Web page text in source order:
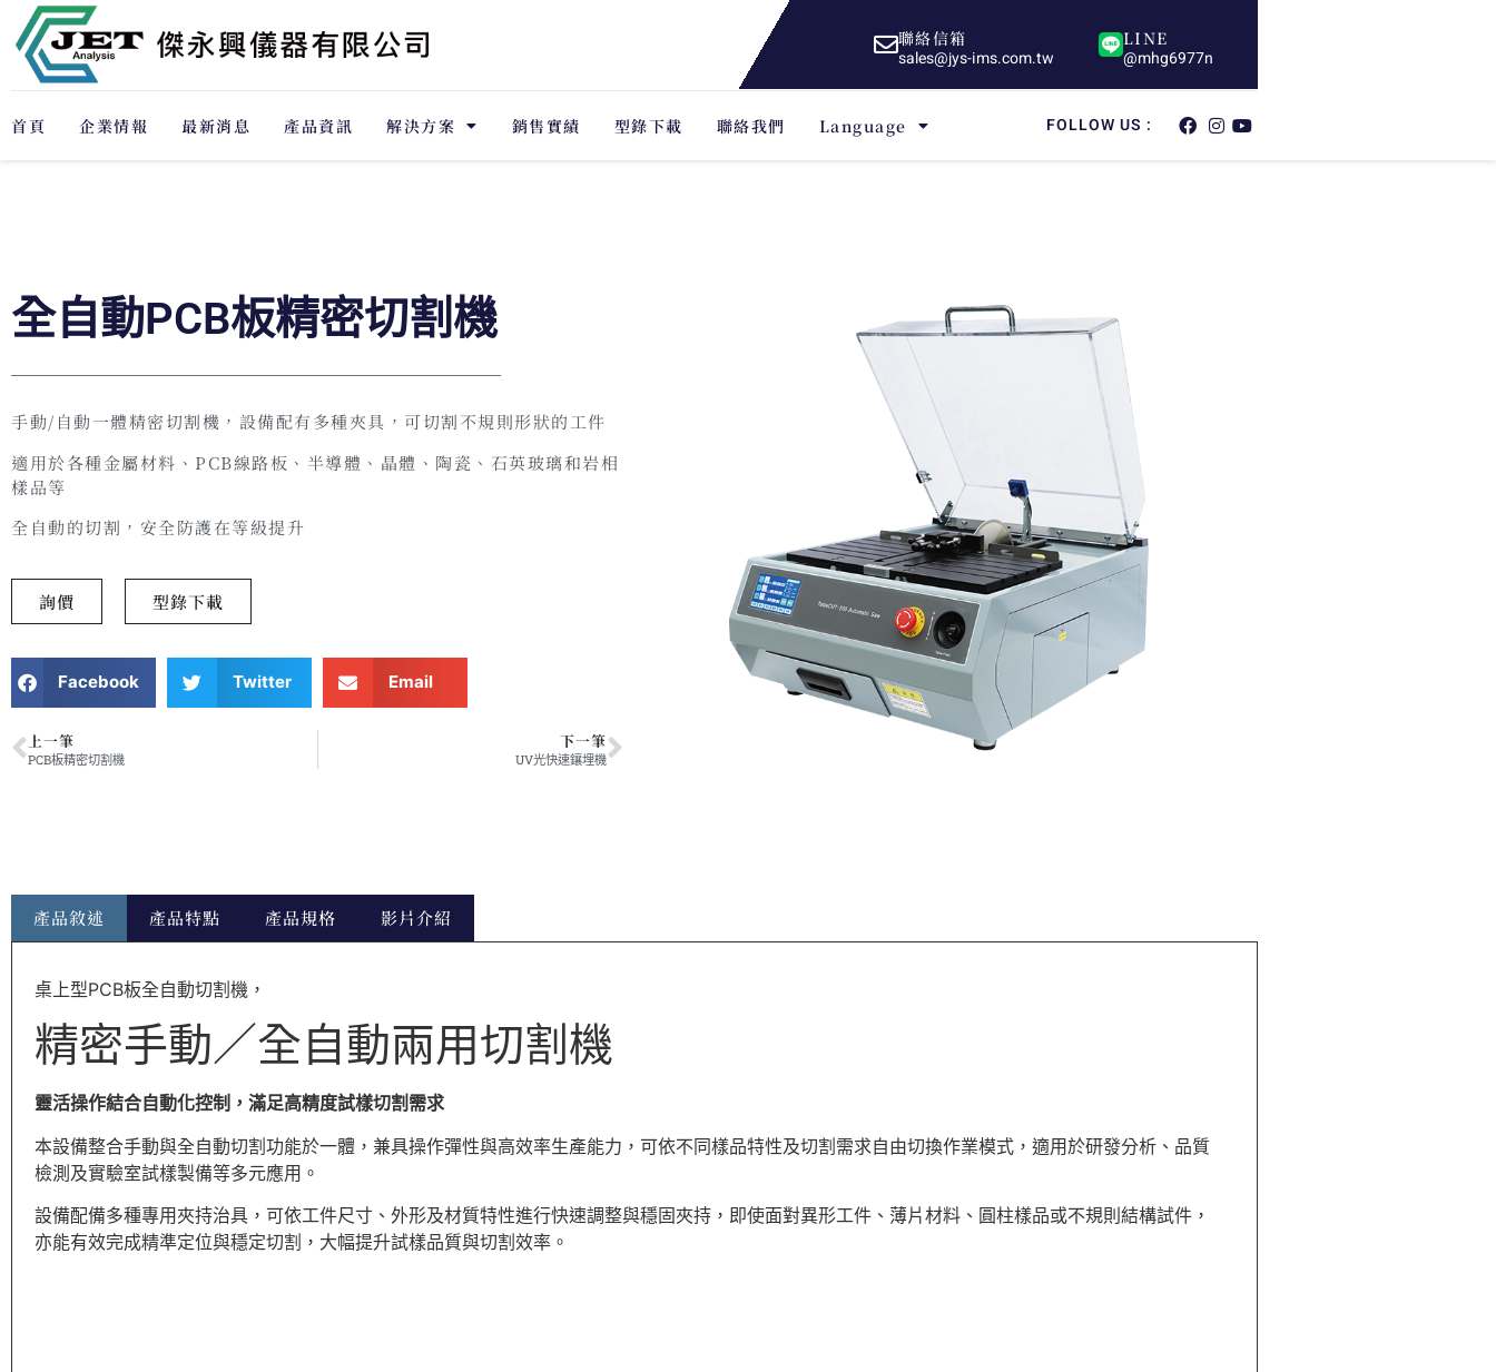
聯絡信箱
sales@jys-ims.com.tw
LINE
@mhg6977n
首頁 企業情報 最新消息 產品資訊 解決方案 銷售實績 型錄下載 聯絡我們 Language FOLLOW US :
全自動PCB板精密切割機
手動/自動一體精密切割機，設備配有多種夾具，可切割不規則形狀的工件
適用於各種金屬材料、PCB線路板、半導體、晶體、陶瓷、石英玻璃和岩相
樣品等
全自動的切割，安全防護在等級提升
詢價 型錄下載
Facebook Twitter Email
上一筆
PCB板精密切割機
下一筆
UV光快速鑲埋機
產品敘述 產品特點 產品規格 影片介紹
桌上型PCB板全自動切割機，
精密手動／全自動兩用切割機
靈活操作結合自動化控制，滿足高精度試樣切割需求
本設備整合手動與全自動切割功能於一體，兼具操作彈性與高效率生產能力，可依不同樣品特性及切割需求自由切換作業模式，適用於研發分析、品質
檢測及實驗室試樣製備等多元應用。
設備配備多種專用夾持治具，可依工件尺寸、外形及材質特性進行快速調整與穩固夾持，即使面對異形工件、薄片材料、圓柱樣品或不規則結構試件，
亦能有效完成精準定位與穩定切割，大幅提升試樣品質與切割效率。